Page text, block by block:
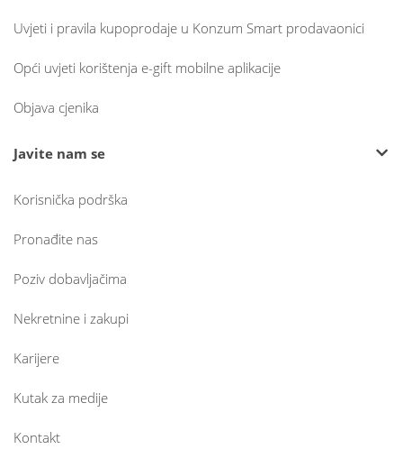
Uvjeti i pravila kupoprodaje u Konzum Smart prodavaonici
Opći uvjeti korištenja e-gift mobilne aplikacije
Objava cjenika
Javite nam se
Korisnička podrška
Pronađite nas
Poziv dobavljačima
Nekretnine i zakupi
Karijere
Kutak za medije
Kontakt